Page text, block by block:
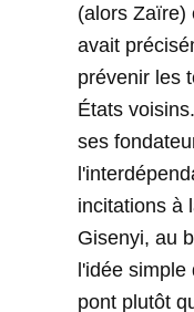
(alors Zaïre)
avait
prévenir les
États
ses
incitations à
Gisenyi, au
l'idée simple
pont plutôt